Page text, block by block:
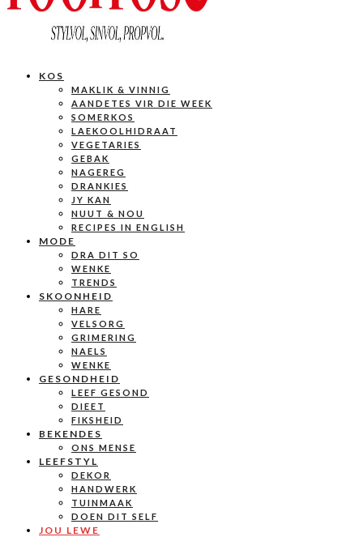
KOS
MAKLIK & VINNIG
AANDETES VIR DIE WEEK
SOMERKOS
LAEKOOLHIDRAAT
VEGETARIES
GEBAK
NAGEREG
DRANKIES
JY KAN
NUUT & NOU
RECIPES IN ENGLISH
MODE
DRA DIT SO
WENKE
TRENDS
SKOONHEID
HARE
VELSORG
GRIMERING
NAELS
WENKE
GESONDHEID
LEEF GESOND
DIEET
FIKSHEID
BEKENDES
ONS MENSE
LEEFSTYL
DEKOR
HANDWERK
TUINMAAK
DOEN DIT SELF
JOU LEWE